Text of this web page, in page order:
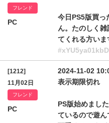
フレンド
PC
今日PS5版買っ
ん。たのしく
てくれる方いま
[1212]
11月02日
フレンド
PC
2024-11-02
表示期限切れ
PS版始めまし
ているので遊